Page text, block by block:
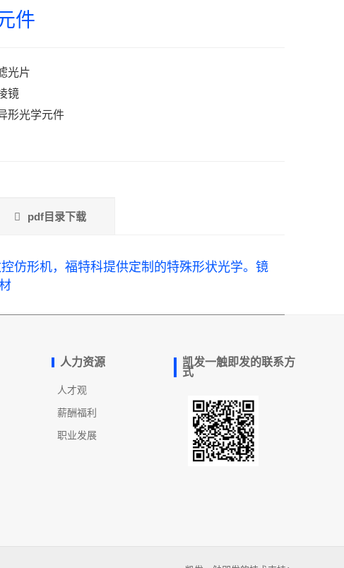
件
光片
镜
形光学元件
pdf目录下载
形机，福特科提供定制的特殊形状光学。镜
人力资源
人才观
薪酬福利
职业发展
凯发一触即发的联系方
式